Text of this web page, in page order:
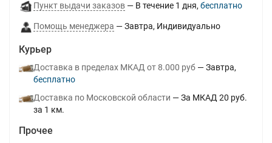
Пункт выдачи заказов В течение 1 дня Бесплатно
Помощь менеджера Завтра Индивидуально
Курьер
Доставка в пределах МКАД от 8.000 руб
Завтра
Бесплатно
Доставка по Московской области
За МКАД 20 руб.
за 1 км.
Прочее